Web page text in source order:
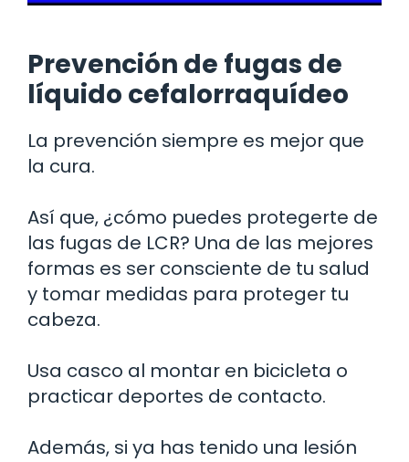
Prevención de fugas de
líquido cefalorraquídeo
La prevención siempre es mejor que
la cura.
Así que, ¿cómo puedes protegerte de
las fugas de LCR? Una de las mejores
formas es ser consciente de tu salud
y tomar medidas para proteger tu
cabeza.
Usa casco al montar en bicicleta o
practicar deportes de contacto.
Además, si ya has tenido una lesión